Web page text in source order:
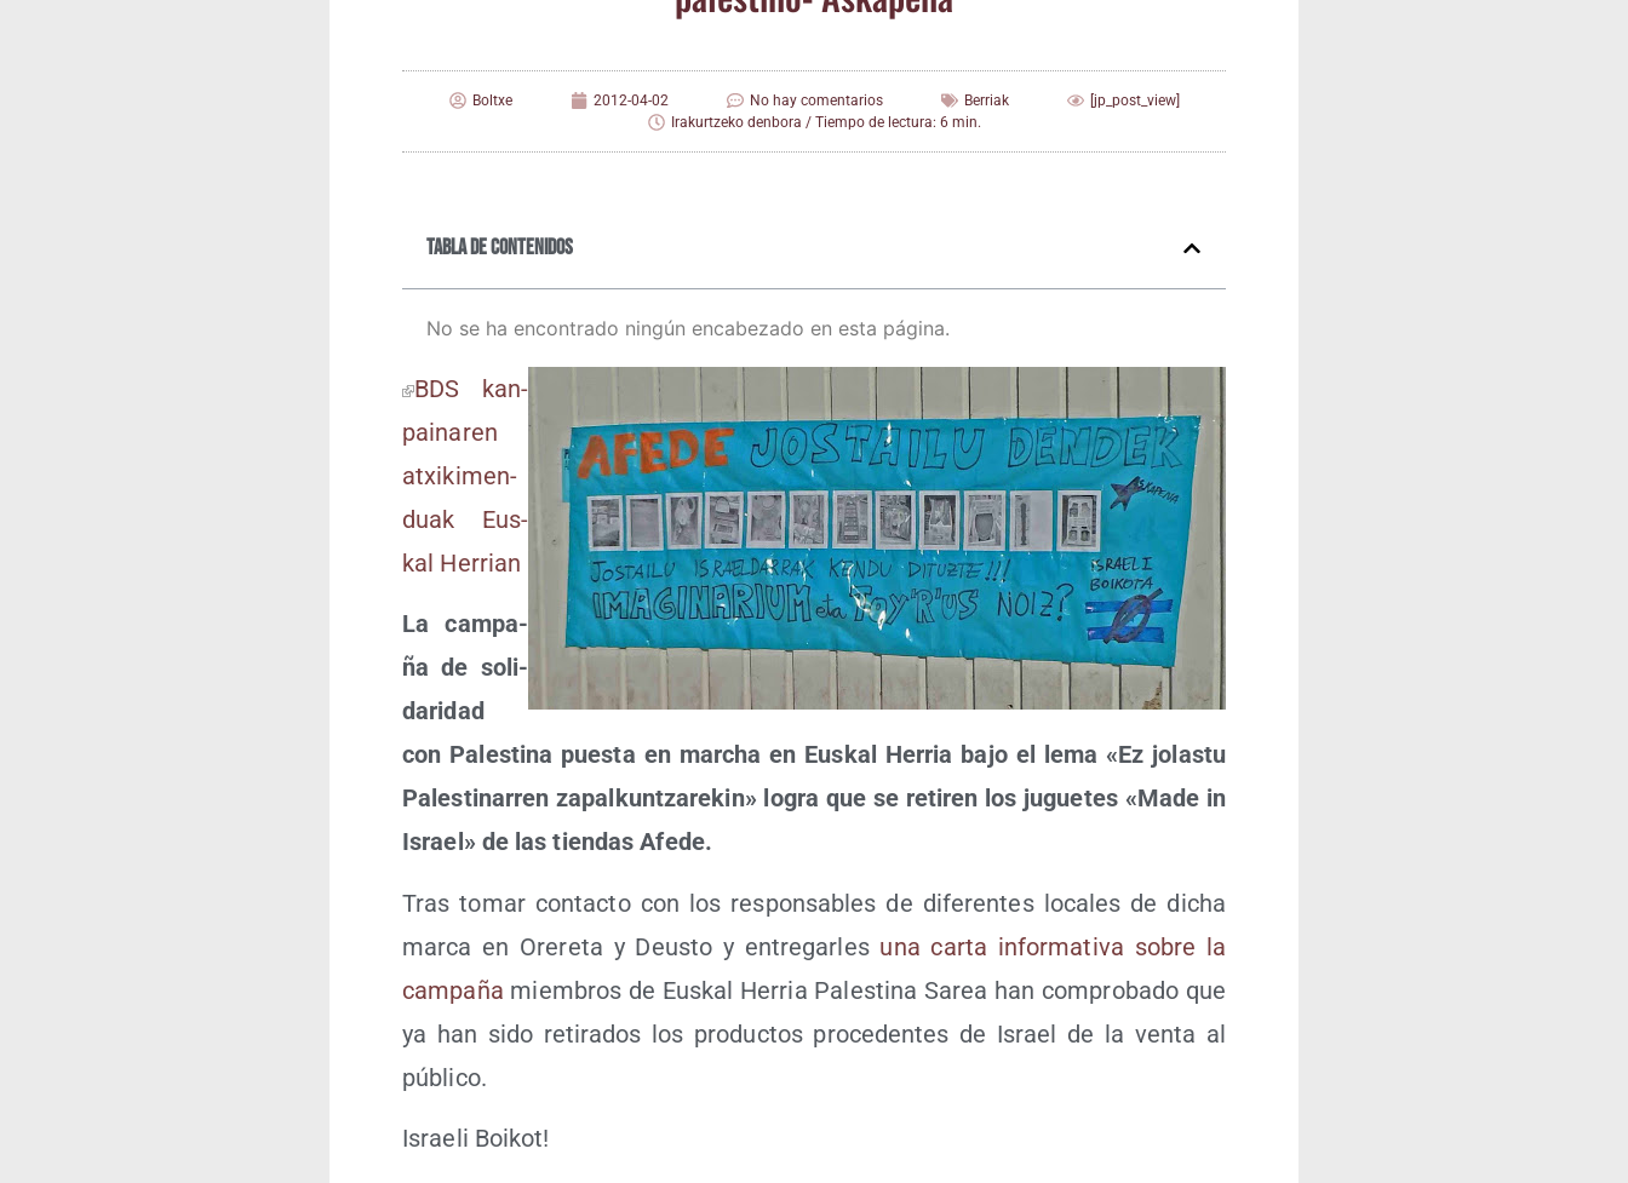
Boltxe 2012-04-02 No hay comentarios Berriak
[jp_post_view]
Irakurtzeko denbora / Tiempo de lectura: 6 min.
Tabla de contenidos
No se ha encontrado ningún encabezado en esta página.
BDS kan­
pai­na­ren
atxi­ki­men­
duak Eus­
kal Herrian
La cam­pa­
ña de soli­
da­ri­dad
con Pales­ti­na pues­ta en mar­cha en Eus­kal Herria bajo el lema «Ez jolas­tu
Pales­ti­na­rren zapal­kun­tza­re­kin» logra que se reti­ren los jugue­tes «Made in
Israel» de las tien­das Afede.
Tras tomar con­tac­to con los res­pon­sa­bles de dife­ren­tes loca­les de dicha
mar­ca en Ore­re­ta y Deus­to y entre­gar­les una car­ta infor­ma­ti­va sobre la
cam­pa­ña miem­bros de Eus­kal Herria Pales­ti­na Sarea han com­pro­ba­do que
ya han sido reti­ra­dos los pro­duc­tos pro­ce­den­tes de Israel de la ven­ta al
público.
Israe­li Boikot!